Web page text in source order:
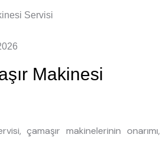
Makinesi
çamaşır makinelerinin onarımı,